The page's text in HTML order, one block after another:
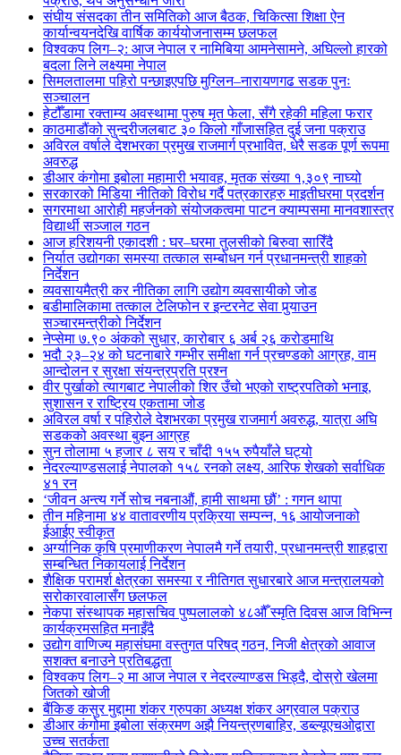
संघीय संसदका तीन समितिको आज बैठक, चिकित्सा शिक्षा ऐन
कार्यान्वयनदेखि वार्षिक कार्ययोजनासम्म छलफल
विश्वकप लिग–२: आज नेपाल र नामिबिया आमनेसामने, अघिल्लो हारको
बदला लिने लक्ष्यमा नेपाल
सिमलतालमा पहिरो पन्छाइएपछि मुग्लिन–नारायणगढ सडक पुनः
सञ्चालन
हेटौँडामा रक्ताम्य अवस्थामा पुरुष मृत फेला, सँगै रहेकी महिला फरार
काठमाडौंको सुन्दरीजलबाट ३० किलो गाँजासहित दुई जना पक्राउ
अविरल वर्षाले देशभरका प्रमुख राजमार्ग प्रभावित, धेरै सडक पूर्ण रूपमा
अवरुद्ध
डीआर कंगोमा इबोला महामारी भयावह, मृतक संख्या १,३०९ नाघ्यो
सरकारको मिडिया नीतिको विरोध गर्दै पत्रकारहरु माइतीघरमा प्रदर्शन
सगरमाथा आरोही महर्जनको संयोजकत्वमा पाटन क्याम्पसमा मानवशास्त्र
विद्यार्थी सञ्जाल गठन
आज हरिशयनी एकादशी : घर–घरमा तुलसीको बिरुवा सारिँदै
निर्यात उद्योगका समस्या तत्काल सम्बोधन गर्न प्रधानमन्त्री शाहको
निर्देशन
व्यवसायमैत्री कर नीतिका लागि उद्योग व्यवसायीको जोड
बडीमालिकामा तत्काल टेलिफोन र इन्टरनेट सेवा पुर्‍याउन
सञ्चारमन्त्रीको निर्देशन
नेप्सेमा ७.९० अंकको सुधार, कारोबार ६ अर्ब २६ करोडमाथि
भदौ २३–२४ को घटनाबारे गम्भीर समीक्षा गर्न प्रचण्डको आग्रह, वाम
आन्दोलन र सुरक्षा संयन्त्रप्रति प्रश्न
वीर पुर्खाको त्यागबाट नेपालीको शिर उँचो भएको राष्ट्रपतिको भनाइ,
सुशासन र राष्ट्रिय एकतामा जोड
अविरल वर्षा र पहिरोले देशभरका प्रमुख राजमार्ग अवरुद्ध, यात्रा अघि
सडकको अवस्था बुझ्न आग्रह
सुन तोलामा ५ हजार ८ सय र चाँदी १५५ रुपैयाँले घट्यो
नेदरल्याण्डसलाई नेपालको १५८ रनको लक्ष्य, आरिफ शेखको सर्वाधिक
४१ रन
‘जीवन अन्त्य गर्ने सोच नबनाऔं, हामी साथमा छौं’ : गगन थापा
तीन महिनामा ४४ वातावरणीय प्रक्रिया सम्पन्न, १६ आयोजनाको
ईआईए स्वीकृत
अर्ग्यानिक कृषि प्रमाणीकरण नेपालमै गर्ने तयारी, प्रधानमन्त्री शाहद्वारा
सम्बन्धित निकायलाई निर्देशन
शैक्षिक परामर्श क्षेत्रका समस्या र नीतिगत सुधारबारे आज मन्त्रालयको
सरोकारवालासँग छलफल
नेकपा संस्थापक महासचिव पुष्पलालको ४८औँ स्मृति दिवस आज विभिन्न
कार्यक्रमसहित मनाइँदै
उद्योग वाणिज्य महासंघमा वस्तुगत परिषद् गठन, निजी क्षेत्रको आवाज
सशक्त बनाउने प्रतिबद्धता
विश्वकप लिग–२ मा आज नेपाल र नेदरल्याण्डस भिड्दै, दोस्रो खेलमा
जितको खोजी
बैंकिङ कसुर मुद्दामा शंकर ग्रुपका अध्यक्ष शंकर अग्रवाल पक्राउ
डीआर कंगोमा इबोला संक्रमण अझै नियन्त्रणबाहिर, डब्ल्यूएचओद्वारा
उच्च सतर्कता